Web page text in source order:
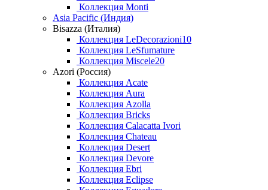
Коллекция Monti
Asia Pacific (Индия)
Bisazza (Италия)
Коллекция LeDecorazioni10
Коллекция LeSfumature
Коллекция Miscele20
Azori (Россия)
Коллекция Acate
Коллекция Aura
Коллекция Azolla
Коллекция Bricks
Коллекция Calacatta Ivori
Коллекция Chateau
Коллекция Desert
Коллекция Devore
Коллекция Ebri
Коллекция Eclipse